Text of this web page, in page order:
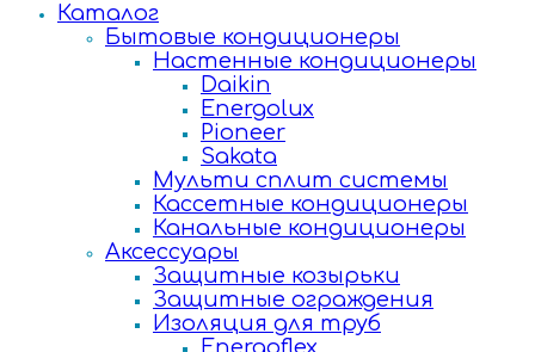
Каталог
Бытовые кондиционеры
Настенные кондиционеры
Daikin
Energolux
Pioneer
Sakata
Мульти сплит системы
Кассетные кондиционеры
Канальные кондиционеры
Аксессуары
Защитные козырьки
Защитные ограждения
Изоляция для труб
Energoflex